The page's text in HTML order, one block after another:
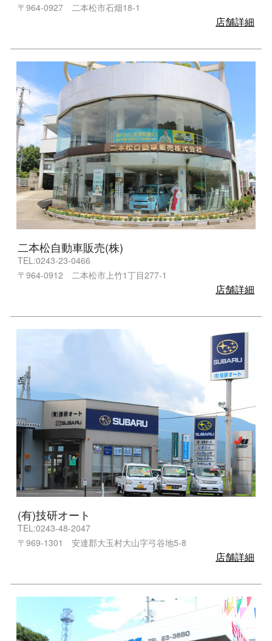
〒964-0927 二本松市石畑18-1
店舗詳細
二本松自動車販売(株)
TEL:0243-23-0466
〒964-0912 二本松市上竹1丁目277-1
店舗詳細
(有)技研オート
TEL:0243-48-2047
〒969-1301 安達郡大玉村大山字弓谷地5-8
店舗詳細